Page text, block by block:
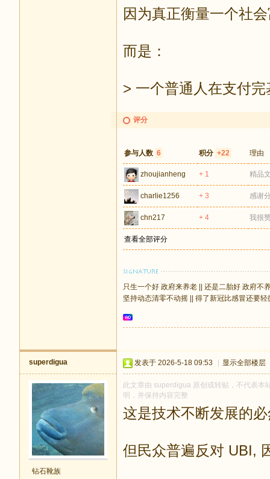
因为真正衡量一个社
而是：
> 一个普通人在支付
评分
参与人数 6 积分 +22 理由
zhoujianheng + 1 精品
charlie1256 + 3 感谢
chn217 + 4 我很
查看全部评分
只生一个好 政府来养老 || 还是二胎好 政府不
坚持动态清零不动摇 || 得了新冠比感冒还要轻
superdigua
钻石靴族
发表于 2026-5-18 09:53 显示全部楼层
此文章由 superdigua 原创或转贴，不代表本
明，并保持内容完整
这是技术不断发展的
但民众普遍反对 UBI,